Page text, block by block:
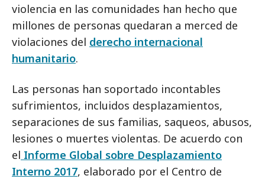
violencia en las comunidades han hecho que
millones de personas quedaran a merced de
violaciones del derecho internacional
humanitario.
Las personas han soportado incontables
sufrimientos, incluidos desplazamientos,
separaciones de sus familias, saqueos, abusos,
lesiones o muertes violentas. De acuerdo con
el Informe Global sobre Desplazamiento
Interno 2017, elaborado por el Centro de